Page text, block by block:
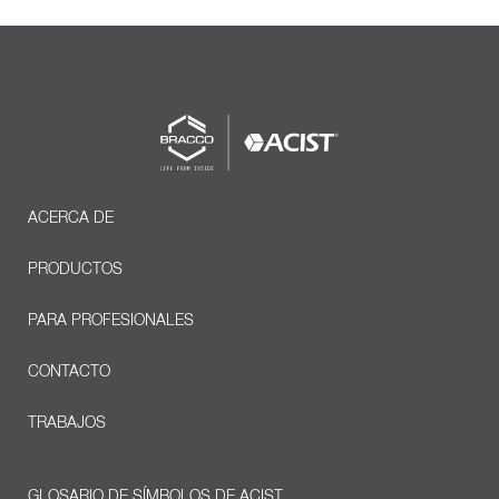
ACERCA DE
PRODUCTOS
PARA PROFESIONALES
CONTACTO
TRABAJOS